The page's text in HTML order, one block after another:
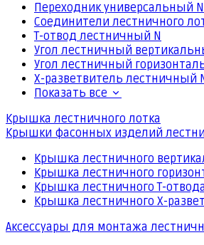
Переходник универсальный N
Соединители лестничного
Т-отвод лестничный N
Угол лестничный
Угол лестничный
Х-разветвитель лестничный
Показать все
Крышка лестничного лотка
Крышки фасонных изделий
Крышка лестничного
Крышка лестничного
Крышка лестничного Т-отвода
Крышка лестничного Х-
Аксессуары для монтажа